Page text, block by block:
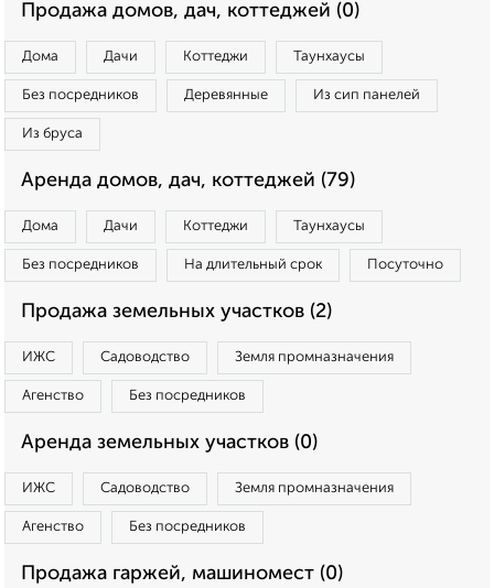
Продажа домов, дач, коттеджей (0)
Дома Дачи Коттеджи Таунхаусы
Без посредников Деревянные Из сип панелей
Из бруса
Аренда домов, дач, коттеджей (79)
Дома Дачи Коттеджи Таунхаусы
Без посредников На длительный срок Посуточно
Продажа земельных участков (2)
ИЖС Садоводство Земля промназначения
Агенство Без посредников
Аренда земельных участков (0)
ИЖС Садоводство Земля промназначения
Агенство Без посредников
Продажа гаржей, машиномест (0)